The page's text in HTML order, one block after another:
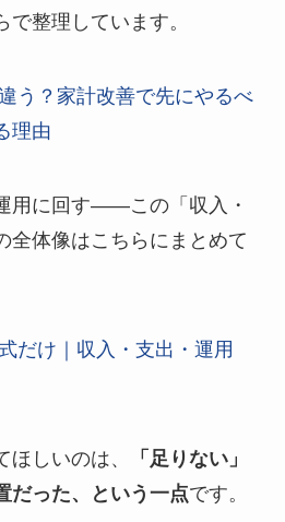
整理しています。
う？家計改善で先にやるべ
理由
用に回す――この「収入・
全体像はこちらにまとめて
だけ｜収入・支出・運用
しいのは、
「足りない」
だった、という一点です。